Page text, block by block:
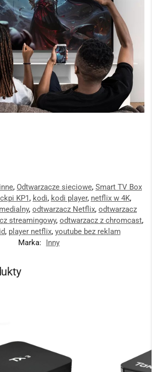
, Odtwarzacze sieciowe, Smart TV Box
KP1, kodi, kodi player, netflix w 4K,
, odtwarzacz Netflix, odtwarzacz
streamingowy, odtwarzacz z chromcast,
, player netflix, youtube bez reklam
Marka:
Inny